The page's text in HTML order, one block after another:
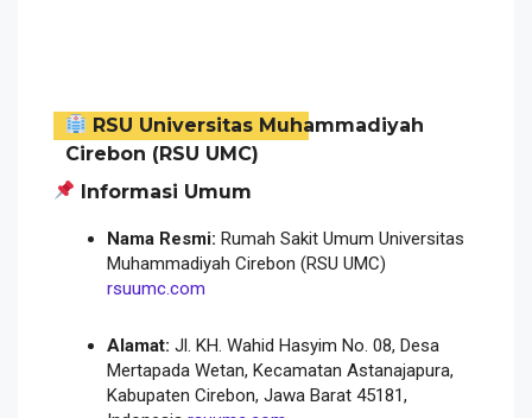
RSU Universitas Muhammadiyah
Cirebon (RSU UMC)
Informasi Umum
Nama Resmi: Rumah Sakit Umum Universitas
Muhammadiyah Cirebon (RSU UMC)
rsuumc.com
Alamat: Jl. KH. Wahid Hasyim No. 08, Desa
Mertapada Wetan, Kecamatan Astanajapura,
Kabupaten Cirebon, Jawa Barat 45181,